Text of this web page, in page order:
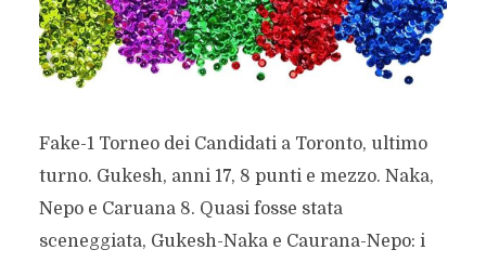
Fake-1 Torneo dei Candidati a Toronto, ultimo
turno. Gukesh, anni 17, 8 punti e mezzo. Naka,
Nepo e Caruana 8. Quasi fosse stata
sceneggiata, Gukesh-Naka e Caurana-Nepo: i